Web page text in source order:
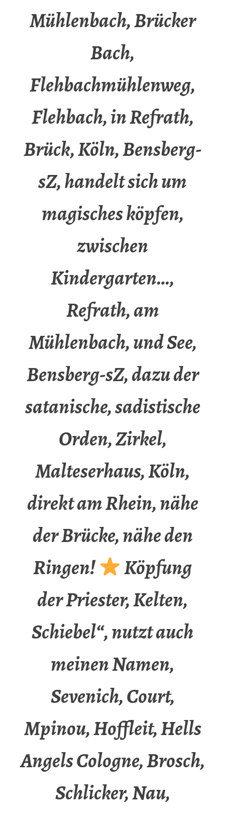
Mühlenbach, Brücker
Bach,
Flehbachmühlenweg,
Flehbach, in Refrath,
Brück, Köln, Bensberg-
sZ, handelt sich um
magisches köpfen,
zwischen
Kindergarten…,
Refrath, am
Mühlenbach, und See,
Bensberg-sZ, dazu der
satanische, sadistische
Orden, Zirkel,
Malteserhaus, Köln,
direkt am Rhein, nähe
der Brücke, nähe den
Ringen!
Köpfung
der Priester, Kelten,
Schiebel“, nutzt auch
meinen Namen,
Sevenich, Court,
Mpinou, Hoffleit, Hells
Angels Cologne, Brosch,
Schlicker, Nau,